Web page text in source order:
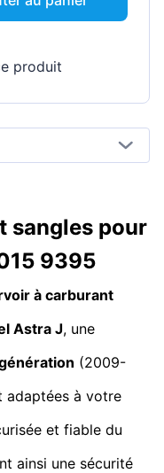
produit
sangles pour
9395
à carburant
Astra J, une
(2009-
adaptées à votre
et fiable du
ainsi une sécurité